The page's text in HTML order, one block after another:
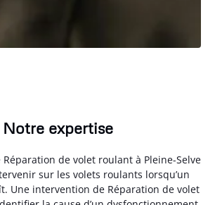
Notre expertise
de volet roulant à Pleine-Selve
sur les volets roulants lorsqu’un
Une intervention de Réparation de volet